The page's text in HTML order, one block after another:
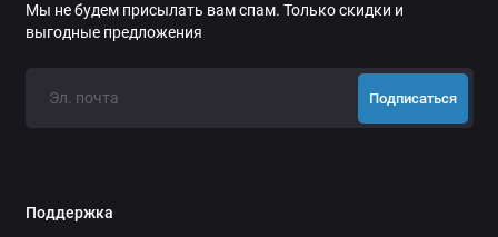
Мы не будем присылать вам спам. Только скидки и
выгодные предложения
Подписаться
Поддержка